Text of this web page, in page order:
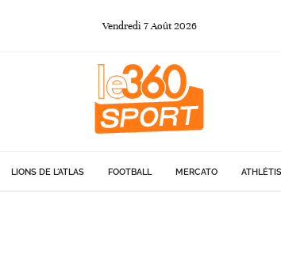
Vendredi 7Août 2026
LIONS DE L'ATLAS FOOTBALL MERCATO